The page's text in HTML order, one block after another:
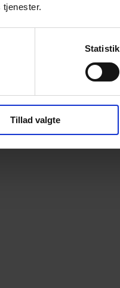
Statistik
Tillad valgte